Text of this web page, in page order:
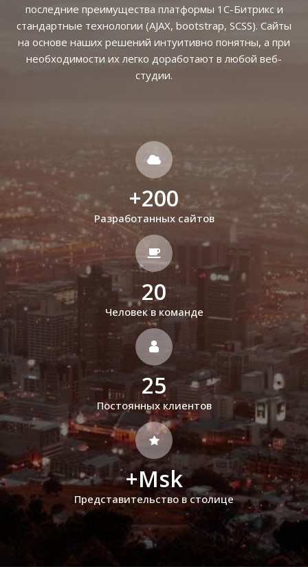
последние преимущества платформы 1С-Битрикс и
стандартные технологии (AJAX, bootstrap, SCSS). Сайты
на основе наших решений интуитивно понятны, а при
необходимости их легко доработают в любой веб-
студии.
+200
Разработанных сайтов
20
Человек в команде
25
Постоянных клиентов
+Msk
Представительство в столице